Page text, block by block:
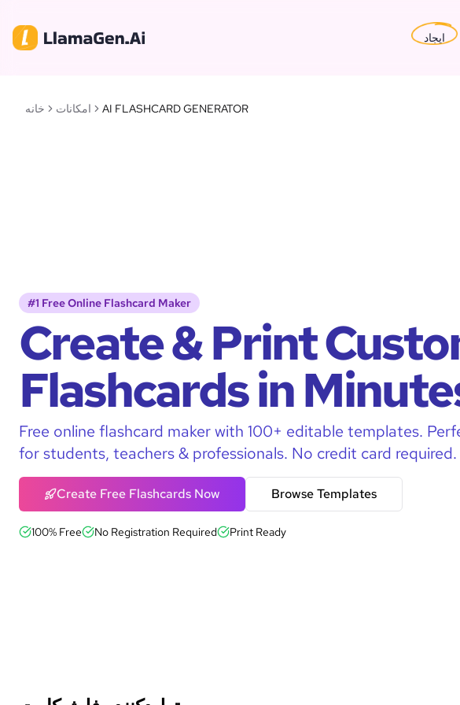
ایجاد
خانه امکانات AI FLASHCARD GENERATOR
#1 Free Online Flashcard Maker
Create & Print
Flashcards in
Free online flashcard maker with 100+ editable templates.
for students, teachers & professionals. No credit card required.
Create Free Flashcards Now Browse Templates
100% Free No Registration Required Print Ready